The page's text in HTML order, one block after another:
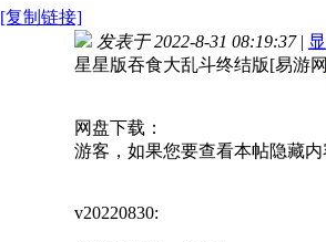
[复制链接]
发表于 2022-8-31 08:19:37 |
星星版吞食大乱斗终结版[易游网
网盘下载：
游客，如果您要查看本帖隐藏
v20220830: